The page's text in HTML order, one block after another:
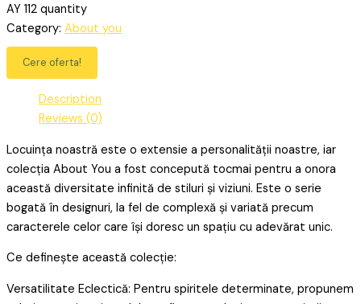
AY 112 quantity
Category: About you
Cere oferta!
Description
Reviews (0)
Locuința noastră este o extensie a personalității noastre, iar
colecția About You a fost concepută tocmai pentru a onora
această diversitate infinită de stiluri și viziuni. Este o serie
bogată în designuri, la fel de complexă și variată precum
caracterele celor care își doresc un spațiu cu adevărat unic.
Ce definește această colecție:
Versatilitate Eclectică: Pentru spiritele determinate, propunem